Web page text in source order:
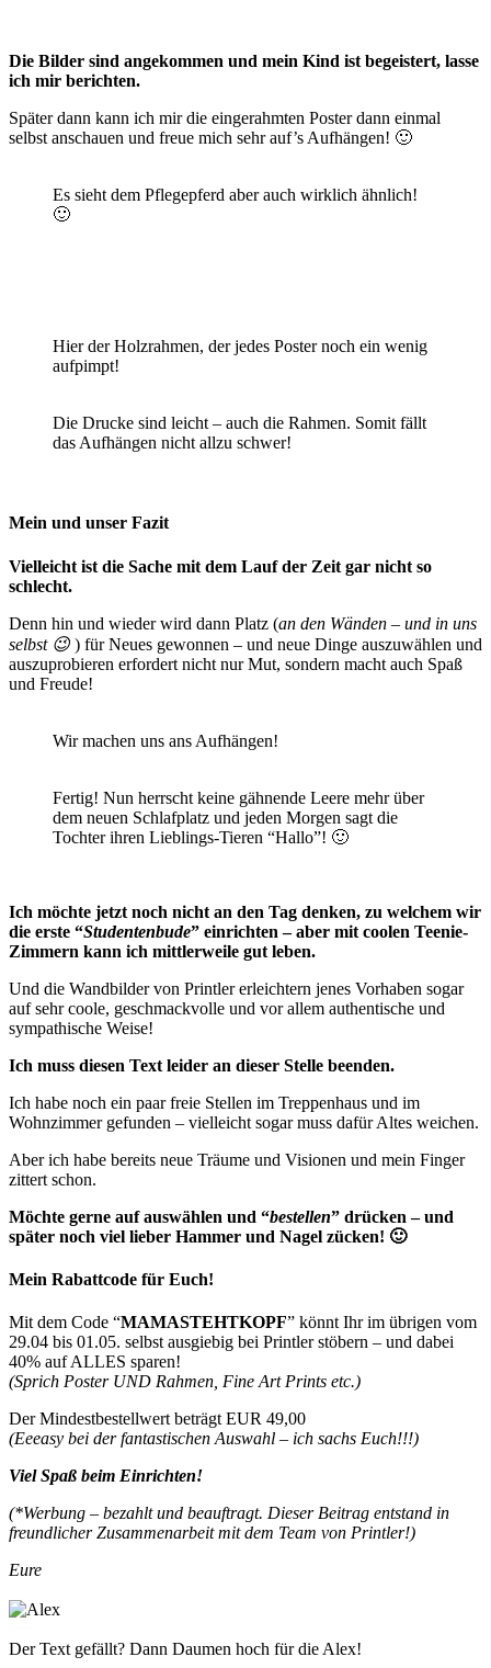
Die Bilder sind angekommen und mein Kind ist begeistert, lasse
ich mir berichten.
Später dann kann ich mir die eingerahmten Poster dann einmal
selbst anschauen und freue mich sehr auf’s Aufhängen! 🙂
Es sieht dem Pflegepferd aber auch wirklich ähnlich!
🙂
Hier der Holzrahmen, der jedes Poster noch ein wenig
aufpimpt!
Die Drucke sind leicht – auch die Rahmen. Somit fällt
das Aufhängen nicht allzu schwer!
Mein und unser Fazit
Vielleicht ist die Sache mit dem Lauf der Zeit gar nicht so
schlecht.
Denn hin und wieder wird dann Platz (an den Wänden – und in uns
selbst 😉 ) für Neues gewonnen – und neue Dinge auszuwählen und
auszuprobieren erfordert nicht nur Mut, sondern macht auch Spaß
und Freude!
Wir machen uns ans Aufhängen!
Fertig! Nun herrscht keine gähnende Leere mehr über
dem neuen Schlafplatz und jeden Morgen sagt die
Tochter ihren Lieblings-Tieren “Hallo”! 🙂
Ich möchte jetzt noch nicht an den Tag denken, zu welchem wir
die erste “Studentenbude” einrichten – aber mit coolen Teenie-
Zimmern kann ich mittlerweile gut leben.
Und die Wandbilder von Printler erleichtern jenes Vorhaben sogar
auf sehr coole, geschmackvolle und vor allem authentische und
sympathische Weise!
Ich muss diesen Text leider an dieser Stelle beenden.
Ich habe noch ein paar freie Stellen im Treppenhaus und im
Wohnzimmer gefunden – vielleicht sogar muss dafür Altes weichen.
Aber ich habe bereits neue Träume und Visionen und mein Finger
zittert schon.
Möchte gerne auf auswählen und “bestellen” drücken – und
später noch viel lieber Hammer und Nagel zücken! 🙂
Mein Rabattcode für Euch!
Mit dem Code “MAMASTEHTKOPF” könnt Ihr im übrigen vom
29.04 bis 01.05. selbst ausgiebig bei Printler stöbern – und dabei
40% auf ALLES sparen!
(Sprich Poster UND Rahmen, Fine Art Prints etc.)
Der Mindestbestellwert beträgt EUR 49,00
(Eeeasy bei der fantastischen Auswahl – ich sachs Euch!!!)
Viel Spaß beim Einrichten!
(*Werbung – bezahlt und beauftragt. Dieser Beitrag entstand in
freundlicher Zusammenarbeit mit dem Team von Printler!)
Eure
Der Text gefällt? Dann Daumen hoch für die Alex!